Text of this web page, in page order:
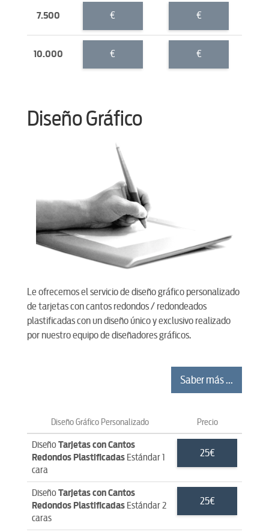
7.500 € €
10.000 € €
Diseño Gráfico
Le ofrecemos el servicio de diseño gráfico personalizado
de tarjetas con cantos redondos / redondeados
plastificadas con un diseño único y exclusivo realizado
por nuestro equipo de diseñadores gráficos.
Saber más ...
Diseño Gráfico Personalizado Precio
DiseñoTarjetas con Cantos
Redondos Plastificadas Estándar 1
cara
25€
DiseñoTarjetas con Cantos
Redondos Plastificadas Estándar 2
caras
25€